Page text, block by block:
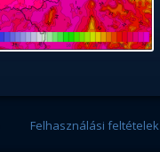
Felhasználási feltételek